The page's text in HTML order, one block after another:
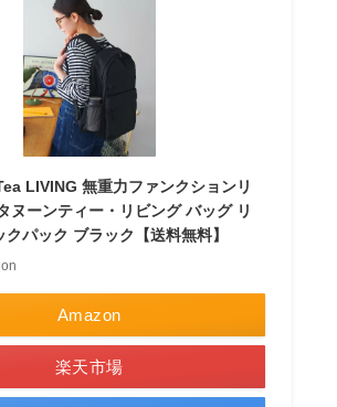
LIVING 無重力ファンクションリ
ヌーンティー・リビング バッグ リ
クパック ブラック【送料無料】
Amazon
楽天市場